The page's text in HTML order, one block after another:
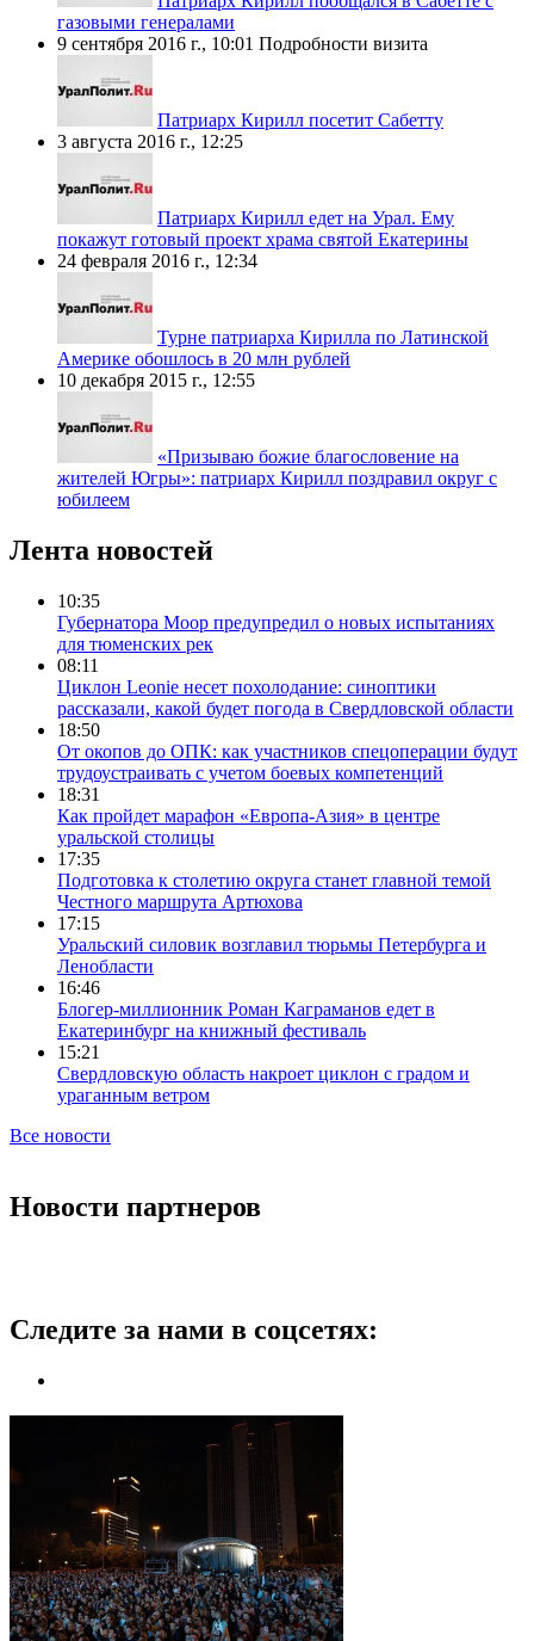
газовыми генералами
9 сентября 2016 г., 10:01 Подробности визита
Патриарх Кирилл посетит Сабетту
3 августа 2016 г., 12:25
Патриарх Кирилл едет на Урал. Ему
покажут готовый проект храма святой Екатерины
24 февраля 2016 г., 12:34
Турне патриарха Кирилла по Латинской
Америке обошлось в 20 млн рублей
10 декабря 2015 г., 12:55
«Призываю божие благословение на
жителей Югры»: патриарх Кирилл поздравил округ с
юбилеем
Лента новостей
10:35
Губернатора Моор предупредил о новых испытаниях
для тюменских рек
08:11
Циклон Leonie несет похолодание: синоптики
рассказали, какой будет погода в Свердловской области
18:50
От окопов до ОПК: как участников спецоперации будут
трудоустраивать с учетом боевых компетенций
18:31
Как пройдет марафон «Европа-Азия» в центре
уральской столицы
17:35
Подготовка к столетию округа станет главной темой
Честного маршрута Артюхова
17:15
Уральский силовик возглавил тюрьмы Петербурга и
Ленобласти
16:46
Блогер-миллионник Роман Каграманов едет в
Екатеринбург на книжный фестиваль
15:21
Свердловскую область накроет циклон с градом и
ураганным ветром
Все новости
Новости партнеров
Следите за нами в соцсетях: